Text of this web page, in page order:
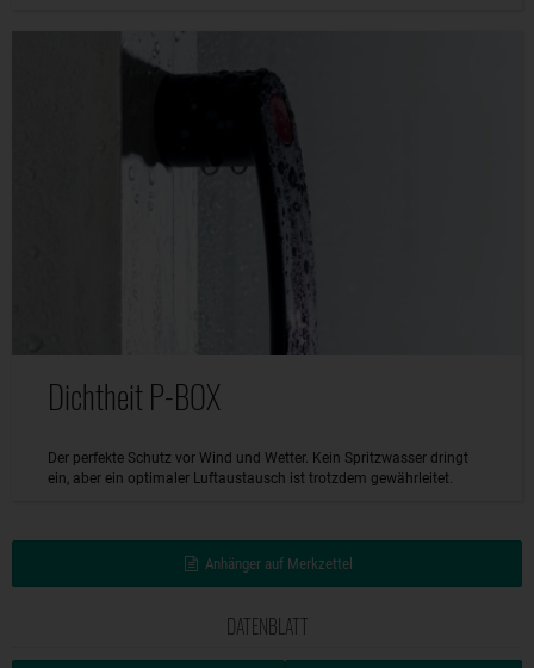
Dichtheit P-BOX
Der perfekte Schutz vor Wind und Wetter. Kein Spritzwasser dringt
ein, aber ein optimaler Luftaustausch ist trotzdem gewährleitet.
Anhänger auf Merkzettel
DATENBLATT